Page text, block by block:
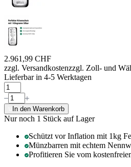
2.961,99 CHF
zzgl. Versandkostenzzgl. Zoll- und
Lieferbar in 4-5 Werktagen
In den Warenkorb
Nur noch 1 Stück auf Lager
Schützt vor Inflation mit 1kg
Münzbarren mit echtem
Profitieren Sie vom